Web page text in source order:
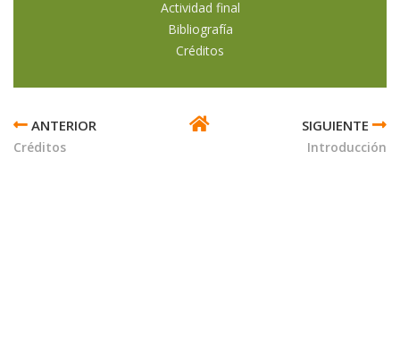
Actividad final
Bibliografía
Créditos
TRANSVERSALES
DE
Créditos Introducción